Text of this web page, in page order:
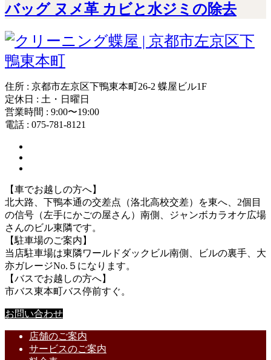
バッグ ヌメ革 カビと水ジミの除去
住所 : 京都市左京区下鴨東本町26-2 蝶屋ビル1F
定休日 : 土・日曜日
営業時間 : 9:00〜19:00
電話 : 075-781-8121
【車でお越しの方へ】
北大路、下鴨本通の交差点（洛北高校交差）を東へ、2個目
の信号（左手にかごの屋さん）南側、ジャンボカラオケ広場
さんのビル東隣です。
【駐車場のご案内】
当店駐車場は東隣ワールドダックビル南側、ビルの裏手、大
亦ガレージNo.５になります。
【バスでお越しの方へ】
市バス東本町バス停前すぐ。
お問い合わせ
店舗のご案内
サービスのご案内